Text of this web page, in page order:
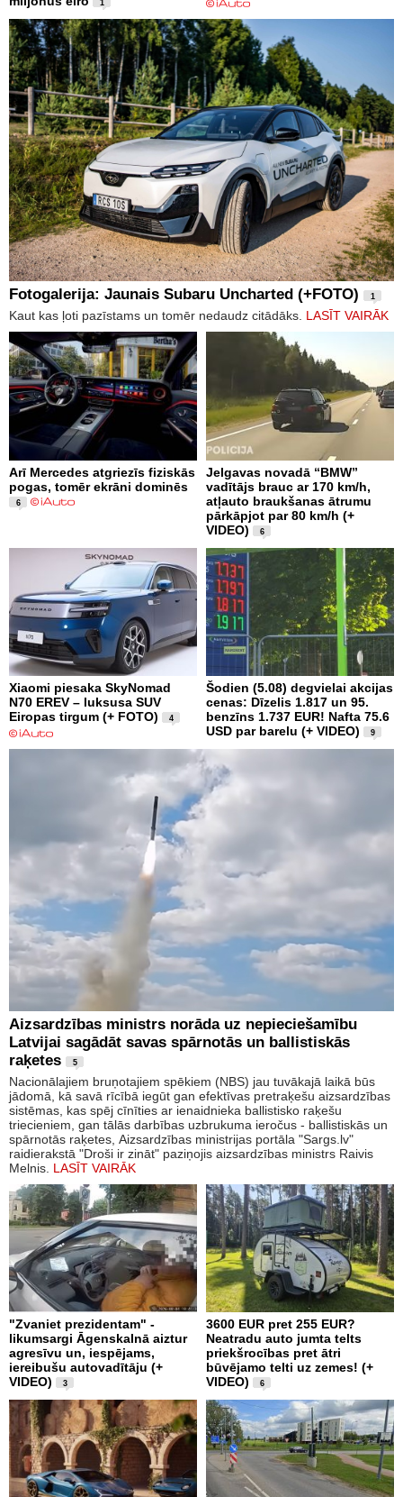
1
Fotogalerija: Jaunais Subaru Uncharted (+FOTO) 1
Kaut kas ļoti pazīstams un tomēr nedaudz citādāks. LASĪT VAIRĀK
Arī Mercedes atgriezīs fiziskās
pogas, tomēr ekrāni dominēs
6
Jelgavas novadā “BMW”
vadītājs brauc ar 170 km/h,
atļauto braukšanas ātrumu
pārkāpjot par 80 km/h (+
VIDEO)
6
Xiaomi piesaka SkyNomad
N70 EREV – luksusa SUV
Eiropas tirgum (+ FOTO)
4
Šodien (5.08) degvielai akcijas
cenas: Dīzelis 1.817 un 95.
benzīns 1.737 EUR! Nafta 75.6
USD par barelu (+ VIDEO)
9
Aizsardzības ministrs norāda uz nepieciešamību
Latvijai sagādāt savas spārnotās un ballistiskās
raķetes
5
Nacionālajiem bruņotajiem spēkiem (NBS) jau tuvākajā laikā būs
jādomā, kā savā rīcībā iegūt gan efektīvas pretraķešu aizsardzības
sistēmas, kas spēj cīnīties ar ienaidnieka ballistisko raķešu
triecieniem, gan tālās darbības uzbrukuma ieročus - ballistiskās un
spārnotās raķetes, Aizsardzības ministrijas portāla "Sargs.lv"
raidierakstā "Droši ir zināt" paziņojis aizsardzības ministrs Raivis
Melnis. LASĪT VAIRĀK
"Zvaniet prezidentam" -
likumsargi Āgenskalnā aiztur
agresīvu un, iespējams,
iereibušu autovadītāju (+
VIDEO)
3
3600 EUR pret 255 EUR?
Neatradu auto jumta telts
priekšrocības pret ātri
būvējamo telti uz zemes! (+
VIDEO)
6